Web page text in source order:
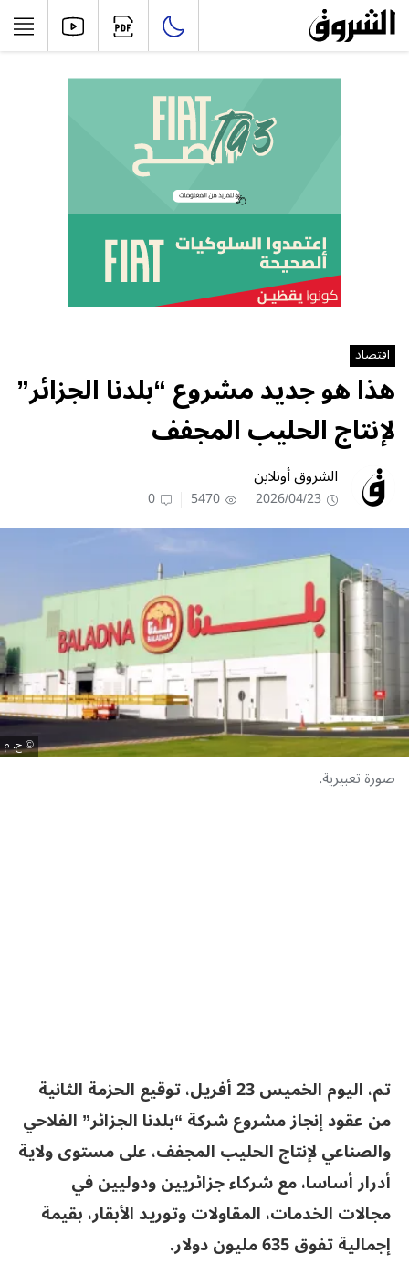
اقتصاد
هذا هو جديد مشروع “بلدنا الجزائر”
لإنتاج الحليب المجفف
الشروق أونلاين
2026/04/23
5470
0
ح. م
صورة تعبيرية.
تم، اليوم الخميس 23 أفريل، توقيع الحزمة الثانية
من عقود إنجاز مشروع شركة “بلدنا الجزائر” الفلاحي
والصناعي لإنتاج الحليب المجفف، على مستوى ولاية
أدرار أساسا، مع شركاء جزائريين ودوليين في
مجالات الخدمات، المقاولات وتوريد الأبقار، بقيمة
إجمالية تفوق 635 مليون دولار.